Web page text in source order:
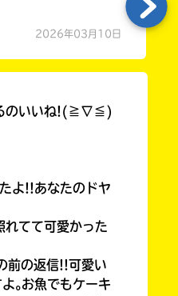
2026年03月10日
るのいいね!(≧∇≦)
よ!!あなたのドヤ
れてて可愛かった
前の返信!!可愛い
｡お魚でもケーキ